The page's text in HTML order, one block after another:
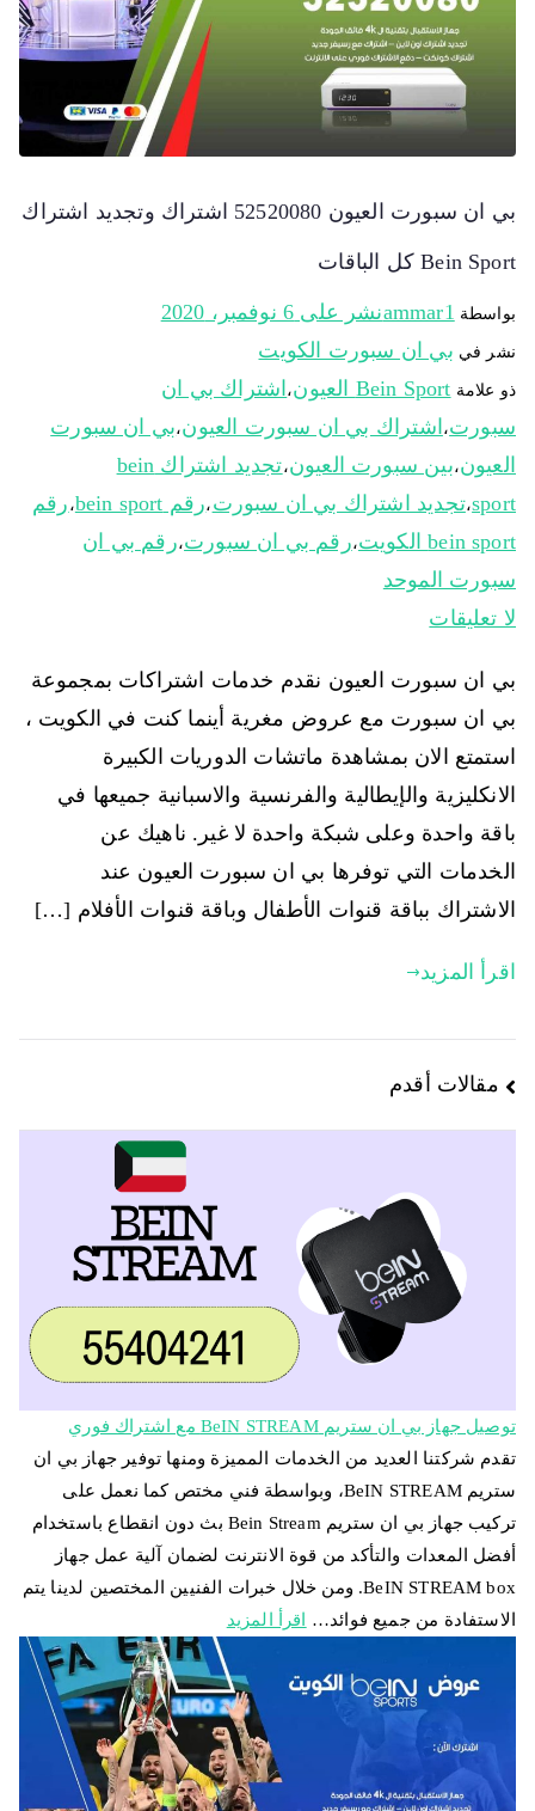
بي ان سبورت العيون 52520080 اشتراك وتجديد اشتراك
Bein Sport كل الباقات
بواسطة ammar1نشر على 6 نوفمبر، 2020
نشر في بي ان سبورت الكويت
ذو علامة Bein Sport العيون ، اشتراك بي ان
سبورت، اشتراك بي ان سبورت العيون،بي ان سبورت
العيون،بين سبورت العيون،
تجديد اشتراك bein
sport،تجديد اشتراك بي ان سبورت ،رقم bein sport ، رقم
bein sport الكويت
،رقم بي ان سبورت،رقم بي ان
سبورت الموحد
لا تعليقات
بي ان سبورت العيون نقدم خدمات اشتراكات بمجموعة
بي ان سبورت مع عروض مغرية أينما كنت في الكويت ،
استمتع الان بمشاهدة ماتشات الدوريات الكبيرة
الانكليزية والإيطالية والفرنسية والاسبانية جميعها في
باقة واحدة وعلى شبكة واحدة لا غير. ناهيك عن
الخدمات التي توفرها بي ان سبورت العيون عند
الاشتراك بباقة قنوات الأطفال وباقة قنوات الأفلام […]
اقرأ المزيد
مقالات أقدم
توصيل جهاز بي ان ستريم BeIN STREAM مع اشتراك فوري
تقدم شركتنا العديد من الخدمات المميزة ومنها توفير جهاز بي ان
ستريم BeIN STREAM، وبواسطة فني مختص كما نعمل على
تركيب جهاز بي ان ستريم Bein Stream بث دون انقطاع باستخدام
أفضل المعدات والتأكد من قوة الانترنت لضمان آلية عمل جهاز
BeIN STREAM box. ومن خلال خبرات الفنيين المختصين لدينا يتم
الاستفادة من جميع فوائد…
اقرأ المزيد